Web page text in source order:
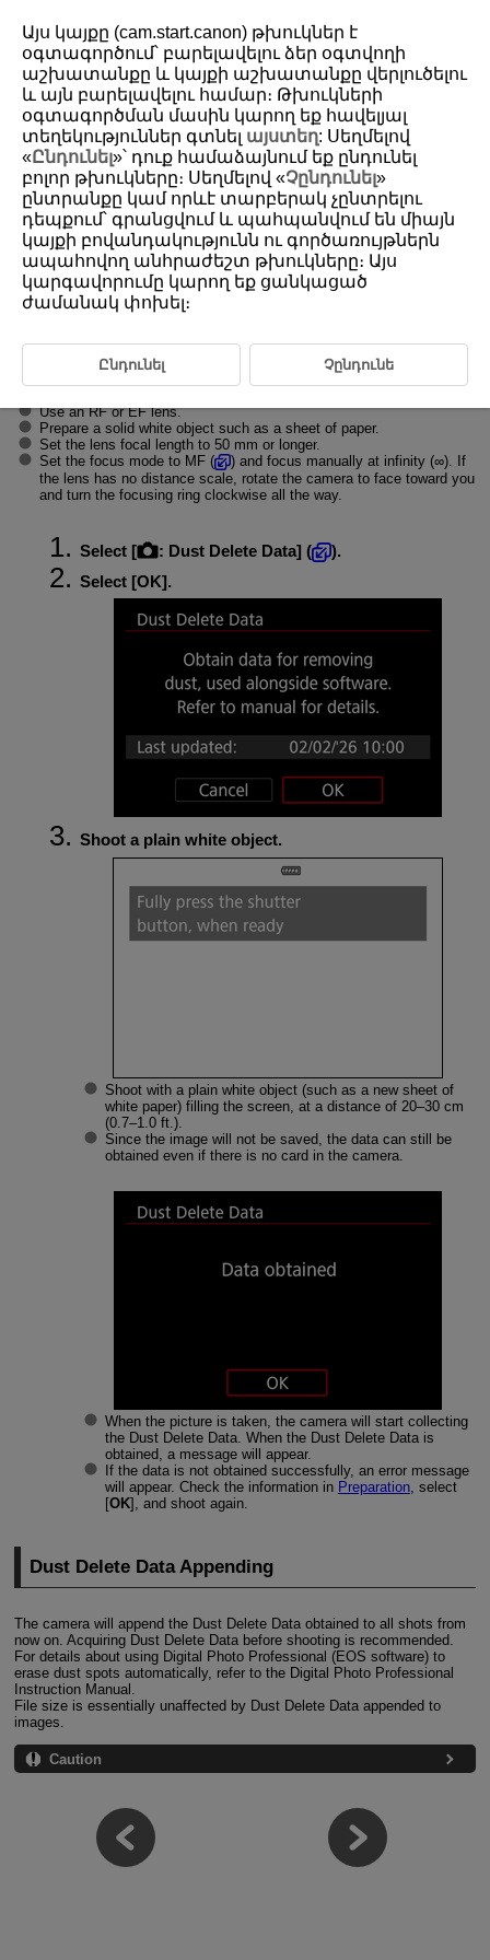
D388-090
Dust Delete Data Acquisition
Preparation
Dust Delete Data Appending
Dust Delete Data used to erase dust spots can be appended to images.
The Dust Delete Data is used by Digital Photo Professional (EOS
software) to erase the dust spots automatically.
Preparation
Use an RF or EF lens.
Prepare a solid white object such as a sheet of paper.
Set the lens focal length to 50 mm or longer.
Set the focus mode to MF (
) and focus manually at infinity (∞). If
the lens has no distance scale, rotate the camera to face toward you
and turn the focusing ring clockwise all the way.
Select [ : Dust Delete Data] (
).
Select [OK].
Shoot a plain white object.
Shoot with a plain white object (such as a new sheet of
white paper) filling the screen, at a distance of 20–30 cm
(0.7–1.0 ft.).
Since the image will not be saved, the data can still be
obtained even if there is no card in the camera.
When the picture is taken, the camera will start collecting
the Dust Delete Data. When the Dust Delete Data is
obtained, a message will appear.
If the data is not obtained successfully, an error message
will appear. Check the information in Preparation, select
[OK], and shoot again.
Dust Delete Data Appending
The camera will append the Dust Delete Data obtained to all shots from
now on. Acquiring Dust Delete Data before shooting is recommended.
For details about using Digital Photo Professional (EOS software) to
erase dust spots automatically, refer to the Digital Photo Professional
Instruction Manual.
File size is essentially unaffected by Dust Delete Data appended to
images.
Caution
Այս կայքը (cam.start.canon) թխուկներ է
օգտագործում՝ բարելավելու ձեր օգտվողի
աշխատանքը և կայքի աշխատանքը վերլուծելու
և այն բարելավելու համար։ Թխուկների
օգտագործման մասին կարող եք հավելյալ
տեղեկություններ գտնել այստեղ: Սեղմելով
«Ընդունել»՝ դուք համաձայնում եք ընդունել
բոլոր թխուկները։ Սեղմելով «Չընդունել»
ընտրանքը կամ որևէ տարբերակ չընտրելու
դեպքում՝ գրանցվում և պահպանվում են միայն
կայքի բովանդակությունն ու գործառույթներն
ապահովող անհրաժեշտ թխուկները։ Այս
կարգավորումը կարող եք ցանկացած
ժամանակ փոխել։
Ընդունել Չընդունե